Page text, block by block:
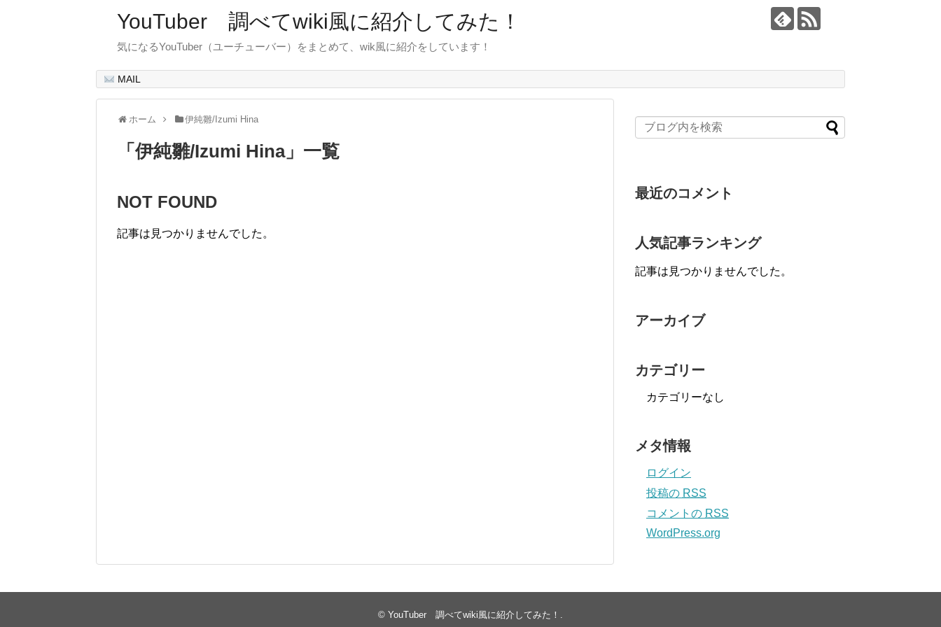
YouTuber 調べてwiki風に紹介してみた！
気になるYouTuber（ユーチューバー）をまとめて、wik風に紹介をしています！
MAIL
ホーム 伊純雛/Izumi Hina
「伊純雛/Izumi Hina」 一覧
NOT FOUND
記事は見つかりませんでした。
最近のコメント
人気記事ランキング
記事は見つかりませんでした。
アーカイブ
カテゴリー
カテゴリーなし
メタ情報
ログイン
投稿の RSS
コメントの RSS
WordPress.org
© YouTuber 調べてwiki風に紹介してみた！ .